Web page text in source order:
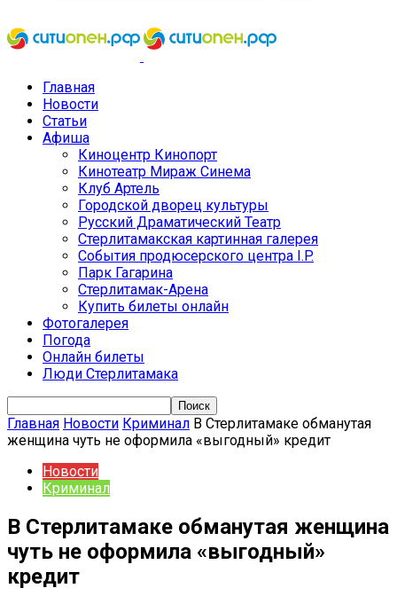
Главная
Новости
Статьи
Афиша
Киноцентр Кинопорт
Кинотеатр Мираж Синема
Клуб Артель
Городской дворец культуры
Русский Драматический Театр
Стерлитамакская картинная галерея
События продюсерского центра I.P.
Парк Гагарина
Стерлитамак-Арена
Купить билеты онлайн
Фотогалерея
Погода
Онлайн билеты
Люди Стерлитамака
Главная Новости Криминал В Стерлитамаке обманутая
женщина чуть не оформила «выгодный» кредит
Новости
Криминал
В Стерлитамаке обманутая женщина
чуть не оформила «выгодный»
кредит